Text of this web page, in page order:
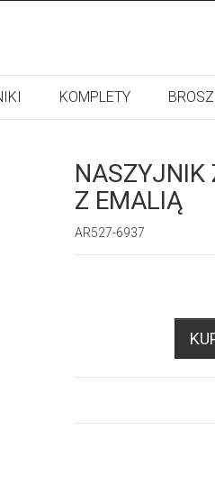
KOMPLETY
NASZYJNIK
Z EMALIĄ
AR527-6937